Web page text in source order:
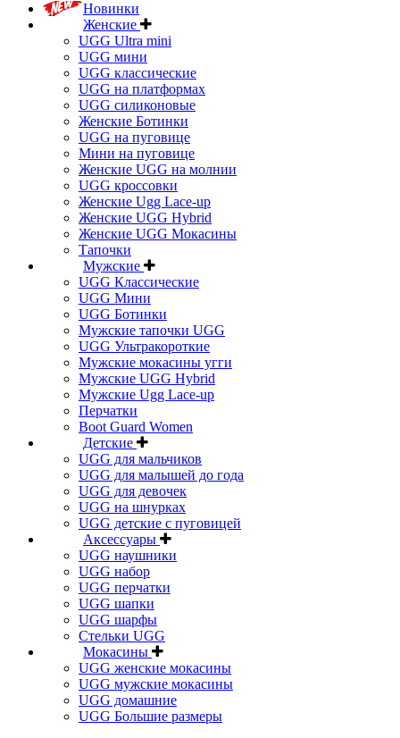
Новинки
Женские
UGG Ultra mini
UGG мини
UGG классические
UGG на платформах
UGG силиконовые
Женские Ботинки
UGG на пуговице
Мини на пуговице
Женские UGG на молнии
UGG кроссовки
Женские Ugg Lace-up
Женские UGG Hybrid
Женские UGG Мокасины
Тапочки
Мужские
UGG Классические
UGG Мини
UGG Ботинки
Мужские тапочки UGG
UGG Ультракороткие
Мужские мокасины угги
Мужские UGG Hybrid
Мужские Ugg Lace-up
Перчатки
Boot Guard Women
Детские
UGG для мальчиков
UGG для малышей до года
UGG для девочек
UGG на шнурках
UGG детские с пуговицей
Аксессуары
UGG наушники
UGG набор
UGG перчатки
UGG шапки
UGG шарфы
Стельки UGG
Мокасины
UGG женские мокасины
UGG мужские мокасины
UGG домашние
UGG Большие размеры